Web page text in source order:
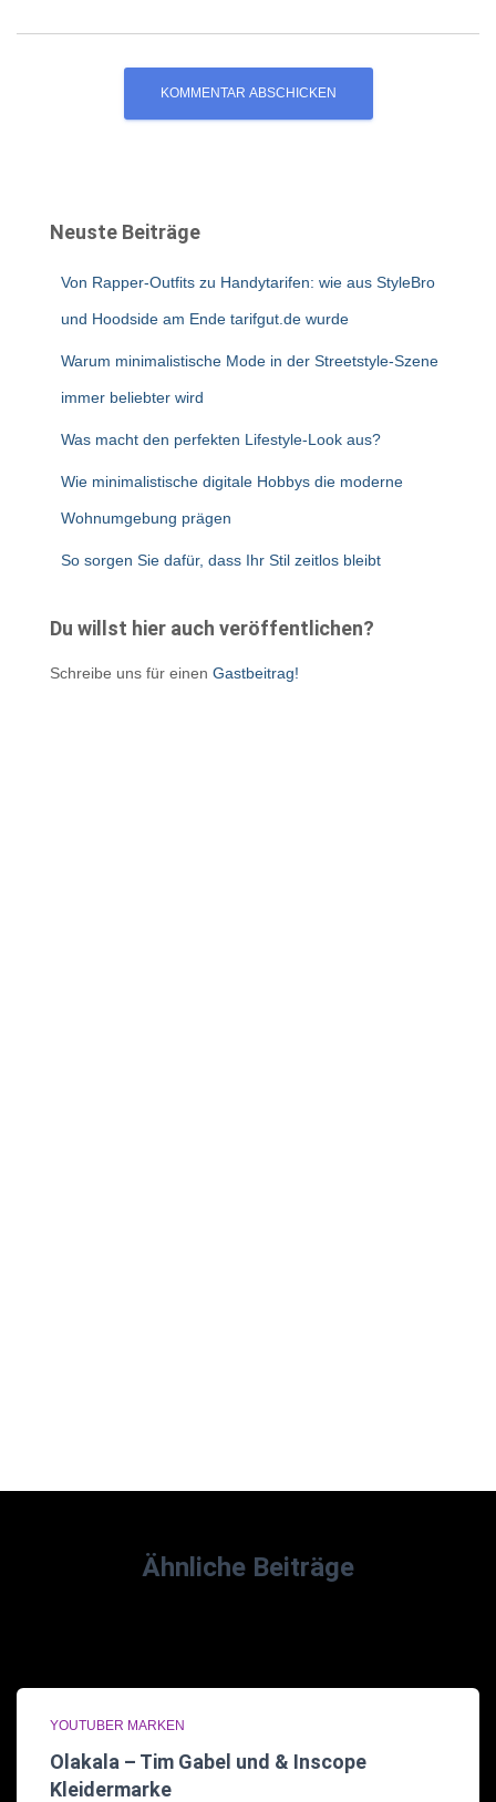
Neuste Beiträge
Von Rapper-Outfits zu Handytarifen: wie aus StyleBro
und Hoodside am Ende tarifgut.de wurde
Warum minimalistische Mode in der Streetstyle-Szene
immer beliebter wird
Was macht den perfekten Lifestyle-Look aus?
Wie minimalistische digitale Hobbys die moderne
Wohnumgebung prägen
So sorgen Sie dafür, dass Ihr Stil zeitlos bleibt
Du willst hier auch veröffentlichen?
Schreibe uns für einen Gastbeitrag!
Ähnliche Beiträge
YOUTUBER MARKEN
Olakala – Tim Gabel und & Inscope
Kleidermarke